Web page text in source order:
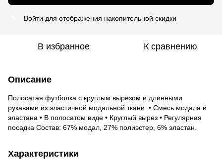
Войти для отображения накопительной скидки
В избранное К сравнению
Описание
Полосатая футболка с круглым вырезом и длинными
рукавами из эластичной модальной ткани. • Смесь модала и
эластана • В полосатом виде • Круглый вырез • Регулярная
посадка Состав: 67% модал, 27% полиэстер, 6% эластан.
Характеристики